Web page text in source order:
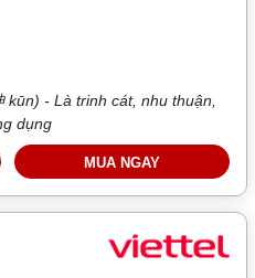
kūn) - Là trinh cát, nhu thuận,
dụng
MUA NGAY